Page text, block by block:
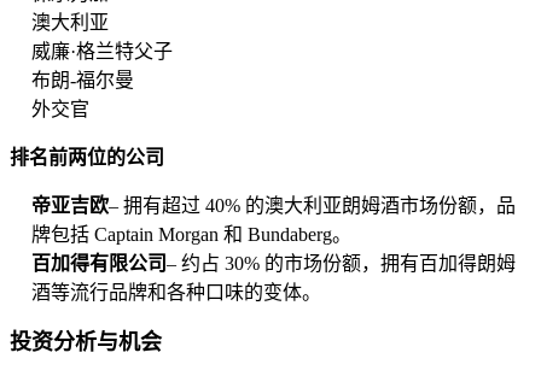
澳大利亚
威廉·格兰特父子
布朗-福尔曼
外交官
排名前两位的公司
帝亚吉欧– 拥有超过 40% 的澳大利亚朗姆酒市场份额，品
牌包括 Captain Morgan 和 Bundaberg。
百加得有限公司– 约占 30% 的市场份额，拥有百加得朗姆
酒等流行品牌和各种口味的变体。
投资分析与机会